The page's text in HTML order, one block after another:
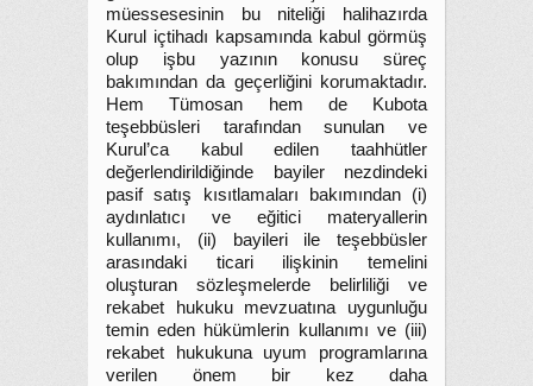
müessesesinin bu niteliği halihazırda
Kurul içtihadı kapsamında kabul görmüş
olup işbu yazının konusu süreç
bakımından da geçerliğini korumaktadır.
Hem Tümosan hem de Kubota
teşebbüsleri tarafından sunulan ve
Kurul’ca kabul edilen taahhütler
değerlendirildiğinde bayiler nezdindeki
pasif satış kısıtlamaları bakımından (i)
aydınlatıcı ve eğitici materyallerin
kullanımı, (ii) bayileri ile teşebbüsler
arasındaki ticari ilişkinin temelini
oluşturan sözleşmelerde belirliliği ve
rekabet hukuku mevzuatına uygunluğu
temin eden hükümlerin kullanımı ve (iii)
rekabet hukukuna uyum programlarına
verilen önem bir kez daha